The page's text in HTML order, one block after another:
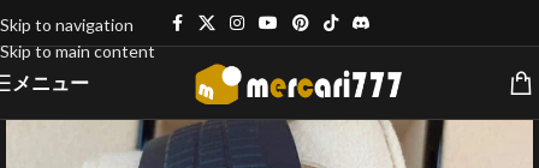
Skip to navigation
Skip to main content
メニュー